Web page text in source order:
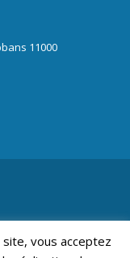
11000
vous acceptez